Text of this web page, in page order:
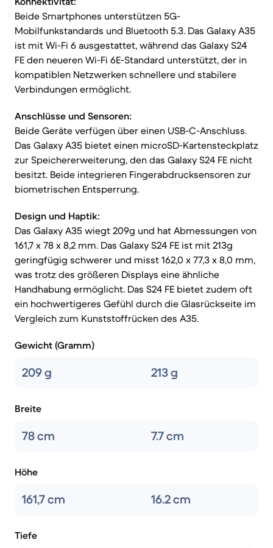
Beide Smartphones unterstützen 5G-
Mobilfunkstandards und Bluetooth 5.3. Das Galaxy A35
ist mit Wi-Fi 6 ausgestattet, während das Galaxy S24
FE den neueren Wi-Fi 6E-Standard unterstützt, der in
kompatiblen Netzwerken schnellere und stabilere
Verbindungen ermöglicht.
Anschlüsse und Sensoren:
Beide Geräte verfügen über einen USB-C-Anschluss.
Das Galaxy A35 bietet einen microSD-Kartensteckplatz
zur Speichererweiterung, den das Galaxy S24 FE nicht
besitzt. Beide integrieren Fingerabdrucksensoren zur
biometrischen Entsperrung.
Design und Haptik:
Das Galaxy A35 wiegt 209g und hat Abmessungen von
161,7 x 78 x 8,2 mm. Das Galaxy S24 FE ist mit 213g
geringfügig schwerer und misst 162,0 x 77,3 x 8,0 mm,
was trotz des größeren Displays eine ähnliche
Handhabung ermöglicht. Das S24 FE bietet zudem oft
ein hochwertigeres Gefühl durch die Glasrückseite im
Vergleich zum Kunststoffrücken des A35.
Gewicht (Gramm)
209 g 213 g
Breite
78 cm 7.7 cm
Höhe
161,7 cm 16.2 cm
Tiefe